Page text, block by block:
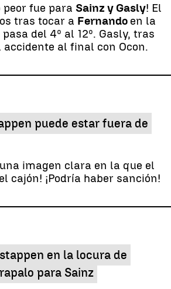
fue para Sainz y Gasly! El
tras tocar a Fernando en la
del 4º al 12º. Gasly, tras
al final con Ocon.
puede estar fuera de
imagen clara en la que el
cajón! ¡Podría haber sanción!
en la locura de
para Sainz